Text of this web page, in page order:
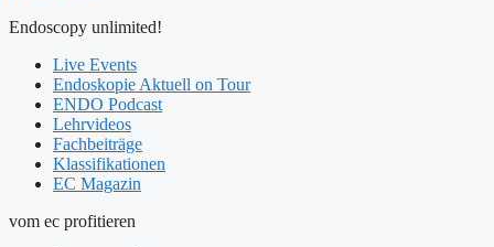
Endoscopy unlimited!
Live Events
Endoskopie Aktuell on Tour
ENDO Podcast
Lehrvideos
Fachbeiträge
Klassifikationen
EC Magazin
vom ec profitieren